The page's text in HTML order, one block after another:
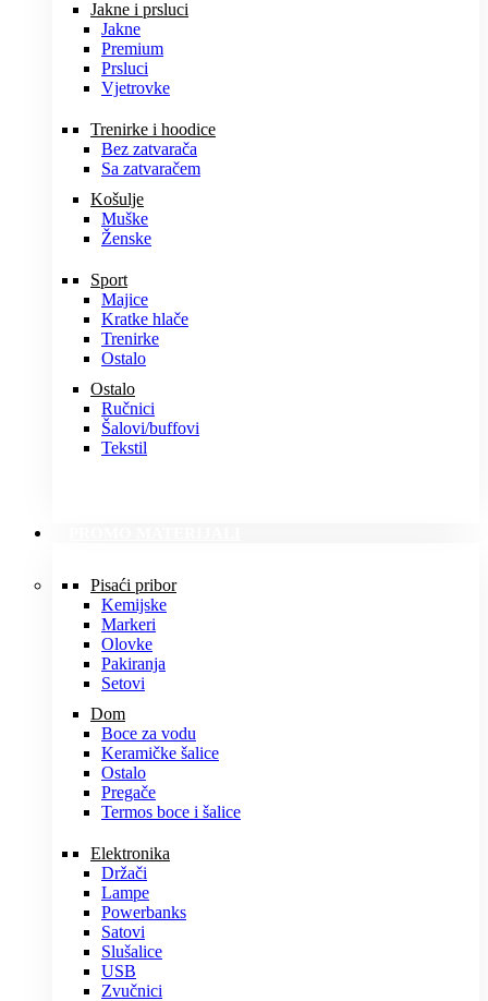
Jakne i prsluci
Jakne
Premium
Prsluci
Vjetrovke
Trenirke i hoodice
Bez zatvarača
Sa zatvaračem
Košulje
Muške
Ženske
Sport
Majice
Kratke hlače
Trenirke
Ostalo
Ostalo
Ručnici
Šalovi/buffovi
Tekstil
Pisaći pribor
Kemijske
Markeri
Olovke
Pakiranja
Setovi
Dom
Boce za vodu
Keramičke šalice
Ostalo
Pregače
Termos boce i šalice
Elektronika
Držači
Lampe
Powerbanks
Satovi
Slušalice
USB
Zvučnici